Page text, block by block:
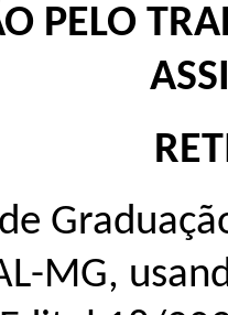
PELO
MG,